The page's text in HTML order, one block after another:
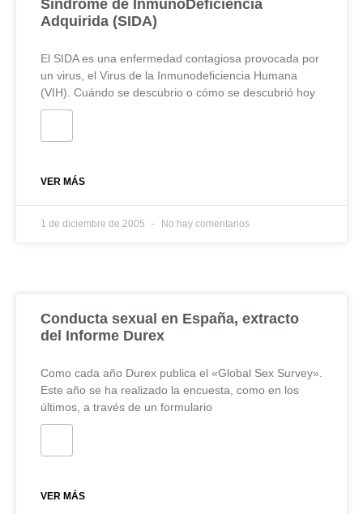
Sindrome de InmunoDeficiencia
Adquirida (SIDA)
El SIDA es una enfermedad contagiosa provocada por
un virus, el Virus de la Inmunodeficiencia Humana
(VIH). Cuándo se descubrio o cómo se descubrió hoy
VER MÁS
1 de diciembre de 2005 No hay comentarios
Conducta sexual en España, extracto
del Informe Durex
Como cada año Durex publica el «Global Sex Survey».
Este año se ha realizado la encuesta, como en los
últimos, a través de un formulario
VER MÁS